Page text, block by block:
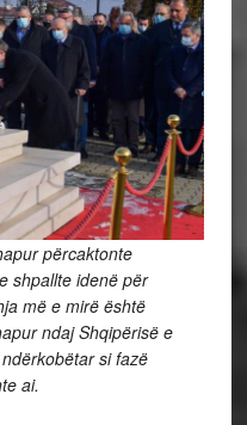
përcaktonte
shpallte idenë për
më e mirë është
ndaj Shqipërisë e
si fazë
ai.